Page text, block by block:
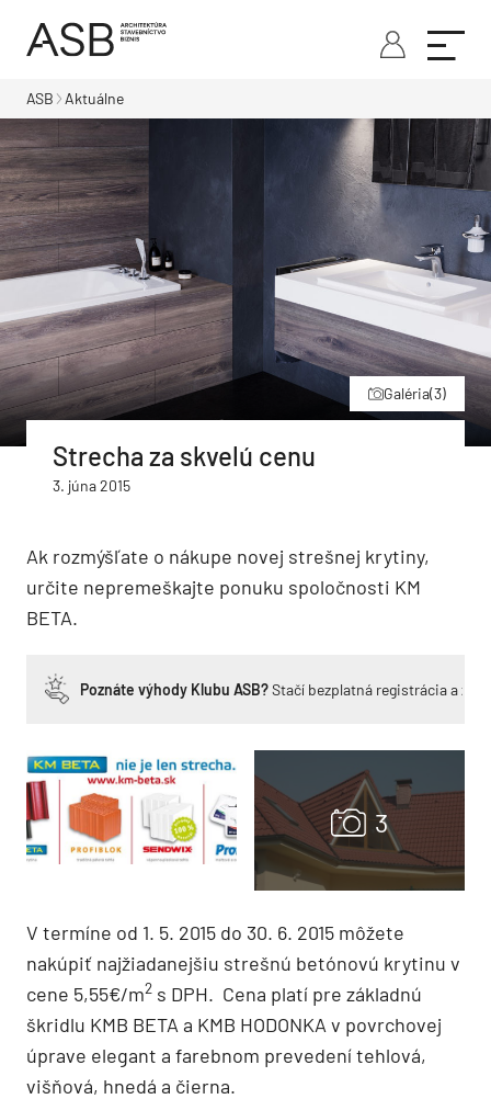
ASB Aktuálne
Galéria(3)
Strecha za skvelú cenu
3. júna 2015
Ak rozmýšľate o nákupe novej strešnej krytiny,
určite nepremeškajte ponuku spoločnosti KM
BETA.
Poznáte výhody Klubu ASB?Stačí bezplatná registrácia a
V termíne od 1. 5. 2015 do 30. 6. 2015 môžete
nakúpiť najžiadanejšiu strešnú betónovú krytinu v
cene 5,55€/m2 s DPH. Cena platí pre základnú
škridlu KMB BETA a KMB HODONKA v povrchovej
úprave elegant a farebnom prevedení tehlová,
višňová, hnedá a čierna.